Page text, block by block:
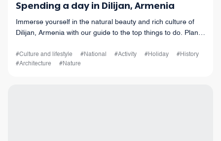
Spending a day in Dilijan, Armenia
Immerse yourself in the natural beauty and rich culture of
Dilijan, Armenia with our guide to the top things to do. Plan
#Culture and lifestyle #National #Activity #Holiday
#History
#Architecture
#Nature